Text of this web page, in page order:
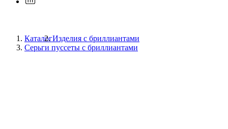
КаталогИзделия с бриллиантами
Серьги пуссеты с бриллиантами